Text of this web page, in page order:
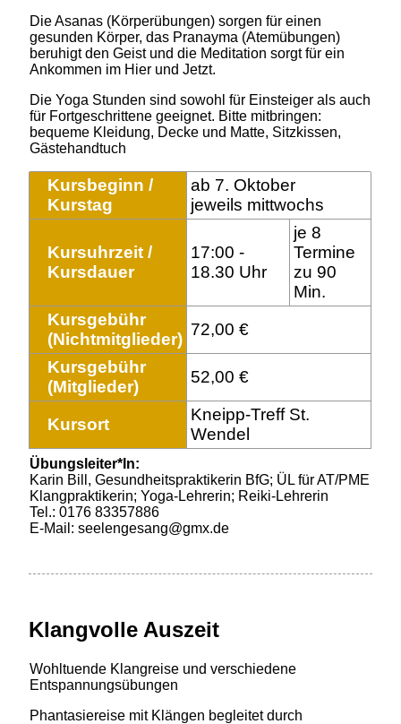
Die Asanas (Körperübungen) sorgen für einen
gesunden Körper, das Pranayma (Atemübungen)
beruhigt den Geist und die Meditation sorgt für ein
Ankommen im Hier und Jetzt.
Die Yoga Stunden sind sowohl für Einsteiger als auch
für Fortgeschrittene geeignet. Bitte mitbringen:
bequeme Kleidung, Decke und Matte, Sitzkissen,
Gästehandtuch
Kursbeginn /
Kurstag
ab 7. Oktober
jeweils mittwochs
Kursuhrzeit /
Kursdauer
17:00 -
18.30 Uhr
je 8
Termine
zu 90
Min.
Kursgebühr
(Nichtmitglieder)
72,00 €
Kursgebühr
(Mitglieder)
52,00 €
Kursort
Kneipp-Treff St.
Wendel
Übungsleiter*In:
Karin Bill, Gesundheitspraktikerin BfG; ÜL für AT/PME
Klangpraktikerin; Yoga-Lehrerin; Reiki-Lehrerin
Tel.: 0176 83357886
E-Mail: seelengesang@gmx.de
Klangvolle Auszeit
Wohltuende Klangreise und verschiedene
Entspannungsübungen
Phantasiereise mit Klängen begleitet durch